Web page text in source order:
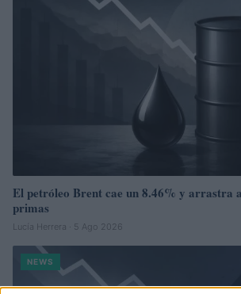
El petróleo Brent cae un 8.46% y arrastra
primas
Lucía Herrera · 5 Ago 2026
NEWS